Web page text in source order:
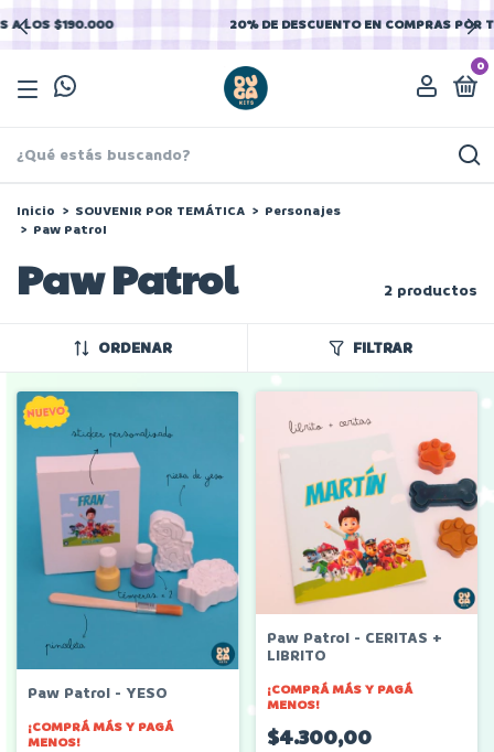
20% DE DESCUENTO EN COMPRAS POR TRANSFERENCIA
0
Inicio > SOUVENIR POR TEMÁTICA > Personajes
> Paw Patrol
Paw Patrol 2 productos
ORDENAR FILTRAR
Paw Patrol - YESO
¡COMPRÁ MÁS Y PAGÁ
MENOS!
Paw Patrol - CERITAS +
LIBRITO
¡COMPRÁ MÁS Y PAGÁ
MENOS!
$4.300,00